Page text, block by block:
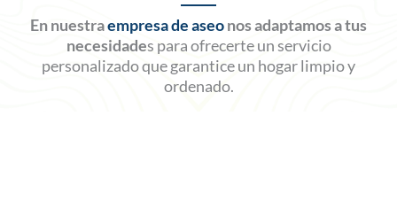
En nuestraempresa de aseonos adaptamos a tus
necesidades para ofrecerte un servicio
personalizado que garantice un hogar limpio y
ordenado.